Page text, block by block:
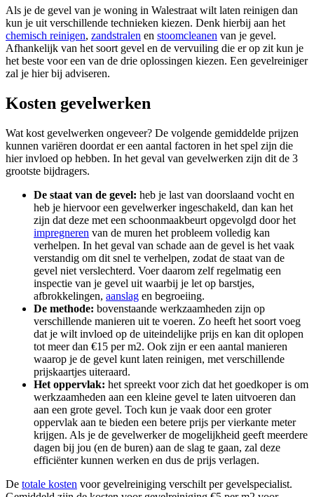
Als je de gevel van je woning in Walestraat wilt laten reinigen dan
kun je uit verschillende technieken kiezen. Denk hierbij aan het
chemisch reinigen, zandstralen en stoomcleanen van je gevel.
Afhankelijk van het soort gevel en de vervuiling die er op zit kun je
het beste voor een van de drie oplossingen kiezen. Een gevelreiniger
zal je hier bij adviseren.
Kosten gevelwerken
Wat kost gevelwerken ongeveer? De volgende gemiddelde prijzen
kunnen variëren doordat er een aantal factoren in het spel zijn die
hier invloed op hebben. In het geval van gevelwerken zijn dit de 3
grootste bijdragers.
De staat van de gevel: heb je last van doorslaand vocht en
heb je hiervoor een gevelwerker ingeschakeld, dan kan het
zijn dat deze met een schoonmaakbeurt opgevolgd door het
impregneren van de muren het probleem volledig kan
verhelpen. In het geval van schade aan de gevel is het vaak
verstandig om dit snel te verhelpen, zodat de staat van de
gevel niet verslechterd. Voer daarom zelf regelmatig een
inspectie van je gevel uit waarbij je let op barstjes,
afbrokkelingen, aanslag en begroeiing.
De methode: bovenstaande werkzaamheden zijn op
verschillende manieren uit te voeren. Zo heeft het soort voeg
dat je wilt invloed op de uiteindelijke prijs en kan dit oplopen
tot meer dan €15 per m2. Ook zijn er een aantal manieren
waarop je de gevel kunt laten reinigen, met verschillende
prijskaartjes uiteraard.
Het oppervlak: het spreekt voor zich dat het goedkoper is om
werkzaamheden aan een kleine gevel te laten uitvoeren dan
aan een grote gevel. Toch kun je vaak door een groter
oppervlak aan te bieden een betere prijs per vierkante meter
krijgen. Als je de gevelwerker de mogelijkheid geeft meerdere
dagen bij jou (en de buren) aan de slag te gaan, zal deze
efficiënter kunnen werken en dus de prijs verlagen.
De totale kosten voor gevelreiniging verschilt per gevelspecialist.